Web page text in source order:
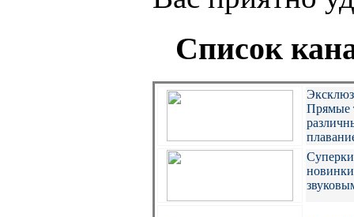
Список
Прямые